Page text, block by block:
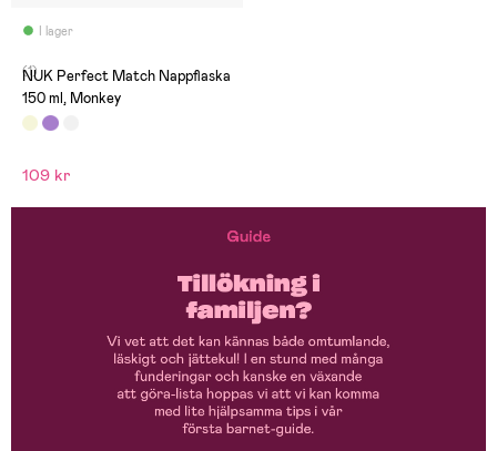
I lager
(1)
NUK Perfect Match Nappflaska
150 ml, Monkey
109 kr